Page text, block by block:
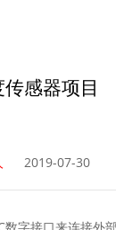
感器项目
2019-07-30